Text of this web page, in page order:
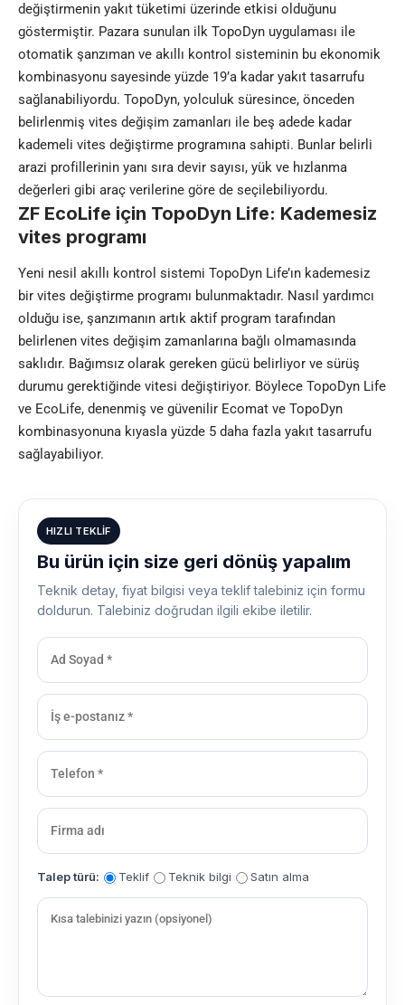
değiştirmenin yakıt tüketimi üzerinde etkisi olduğunu
göstermiştir. Pazara sunulan ilk TopoDyn uygulaması ile
otomatik şanzıman ve akıllı kontrol sisteminin bu ekonomik
kombinasyonu sayesinde yüzde 19’a kadar yakıt tasarrufu
sağlanabiliyordu. TopoDyn, yolculuk süresince, önceden
belirlenmiş vites değişim zamanları ile beş adede kadar
kademeli vites değiştirme programına sahipti. Bunlar belirli
arazi profillerinin yanı sıra devir sayısı, yük ve hızlanma
değerleri gibi araç verilerine göre de seçilebiliyordu.
ZF EcoLife için TopoDyn Life: Kademesiz
vites programı
Yeni nesil akıllı kontrol sistemi TopoDyn Life’ın kademesiz
bir vites değiştirme programı bulunmaktadır. Nasıl yardımcı
olduğu ise, şanzımanın artık aktif program tarafından
belirlenen vites değişim zamanlarına bağlı olmamasında
saklıdır. Bağımsız olarak gereken gücü belirliyor ve sürüş
durumu gerektiğinde vitesi değiştiriyor. Böylece TopoDyn Life
ve EcoLife, denenmiş ve güvenilir Ecomat ve TopoDyn
kombinasyonuna kıyasla yüzde 5 daha fazla yakıt tasarrufu
sağlayabiliyor.
HIZLI TEKLIF
Bu ürün için size geri dönüş yapalım
Teknik detay, fiyat bilgisi veya teklif talebiniz için formu
doldurun. Talebiniz doğrudan ilgili ekibe iletilir.
Talep türü: Teklif Teknik bilgi Satın alma